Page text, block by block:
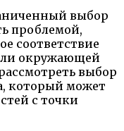
выбор
проблемой,
соответствие
окружающей
выбор
который может
с точки